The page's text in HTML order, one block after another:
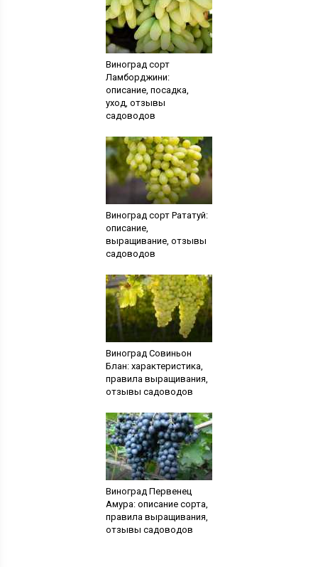
Виноград сорт
Ламборджини:
описание, посадка,
уход, отзывы
садоводов
Виноград сорт Рататуй:
описание,
выращивание, отзывы
садоводов
Виноград Совиньон
Блан: характеристика,
правила выращивания,
отзывы садоводов
Виноград Первенец
Амура: описание сорта,
правила выращивания,
отзывы садоводов